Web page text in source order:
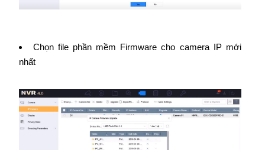
Chọn file phần mềm Firmware cho camera IP mới
nhất